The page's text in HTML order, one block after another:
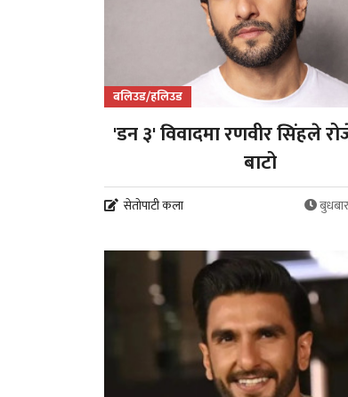
बलिउड/हलिउड
'डन ३' विवादमा रणवीर सिंहले
बाटो
सेतोपाटी कला